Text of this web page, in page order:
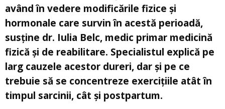
având în vedere modificările fizice și
hormonale care survin în acestă perioadă,
susține dr. Iulia Belc, medic primar medicină
fizică și de reabilitare. Specialistul explică pe
larg cauzele acestor dureri, dar și pe ce
trebuie să se concentreze exercițiile atât în
timpul sarcinii, cât și postpartum.